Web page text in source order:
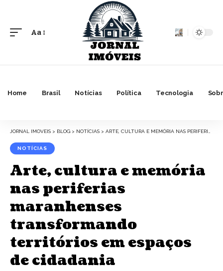
Font
Aa
Home Brasil Notícias Política Tecnologia
JORNAL IMOVEIS > BLOG > NOTÍCIAS > ARTE, CULTURA E MEMÓRIA NAS PERIFERIAS MARANHENSES TRANSFORMANDO TERRITÓRIOS EM ESPAÇOS DE CIDADANIA
NOTÍCIAS
Arte, cultura e memória
nas periferias
maranhenses
transformando
territórios em espaços
de cidadania